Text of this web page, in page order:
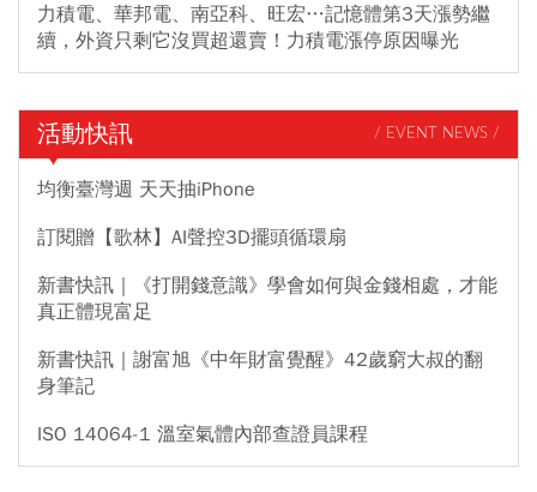
力積電、華邦電、南亞科、旺宏…記憶體第3天漲勢繼
續，外資只剩它沒買超還賣！力積電漲停原因曝光
活動快訊 / EVENT NEWS /
均衡臺灣週 天天抽iPhone
訂閱贈【歌林】AI聲控3D擺頭循環扇
新書快訊｜《打開錢意識》學會如何與金錢相處，才能
真正體現富足
新書快訊｜謝富旭《中年財富覺醒》42歲窮大叔的翻
身筆記
ISO 14064-1 溫室氣體內部查證員課程